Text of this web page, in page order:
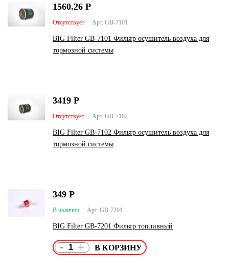
Арт. GB-7101
Отсутствует
BIG Filter GB-7101 Фильтр осушитель воздуха для
тормозной системы
1560.26 Р
Арт. GB-7102
Отсутствует
BIG Filter GB-7102 Фильтр осушитель воздуха для
тормозной системы
3419 Р
Арт. GB-7201
В наличии
BIG Filter GB-7201 Фильтр топливный
349 Р
- +